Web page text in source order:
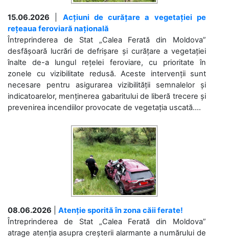
15.06.2026
Acțiuni de curățare a vegetației pe
rețeaua feroviară națională
Întreprinderea de Stat „Calea Ferată din Moldova”
desfășoară lucrări de defrișare și curățare a vegetației
înalte de-a lungul rețelei feroviare, cu prioritate în
zonele cu vizibilitate redusă. Aceste intervenții sunt
necesare pentru asigurarea vizibilității semnalelor și
indicatoarelor, menținerea gabaritului de liberă trecere și
prevenirea incendiilor provocate de vegetația uscată....
08.06.2026
Atenție sporită în zona căii ferate!
Întreprinderea de Stat „Calea Ferată din Moldova”
atrage atenția asupra creșterii alarmante a numărului de